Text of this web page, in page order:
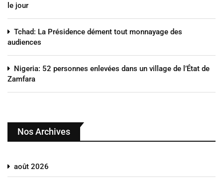
le jour
Tchad: La Présidence dément tout monnayage des
audiences
Nigeria: 52 personnes enlevées dans un village de l’État de
Zamfara
Nos Archives
août 2026